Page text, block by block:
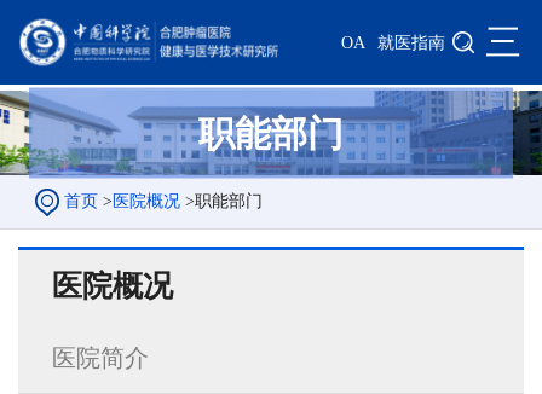
OA 就医指南 三
职能部门
首页 > 医院概况 >职能部门
医院概况
医院简介